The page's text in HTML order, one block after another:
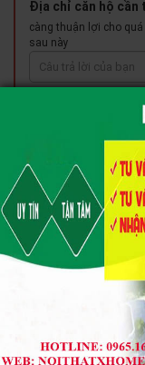
Địa chỉ căn hộ cần
càng thuận lợi cho
sau này
Số điện thoại để X
chính xách để thuận
thiết kế sau này
Địa chỉ email
Miêu tả sơ bộ về
Số phòng - Diện tích -
khách cần có các sản